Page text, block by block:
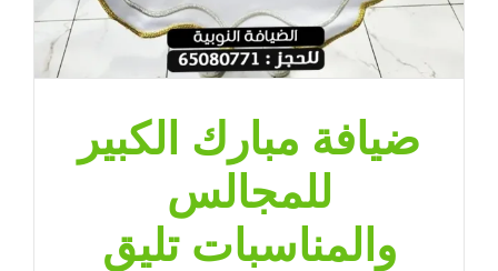
ضيافة مبارك الكبير
للمجالس
والمناسبات تليق